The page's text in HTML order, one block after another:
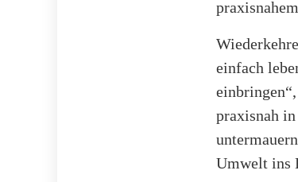
einfach
praxisnah
Umwelt ins